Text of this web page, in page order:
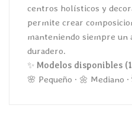
centros holísticos y
permite crear
manteniendo siempre un
duradero.
✨ Modelos disponibles
🌸 Pequeño · 🌼 Mediano